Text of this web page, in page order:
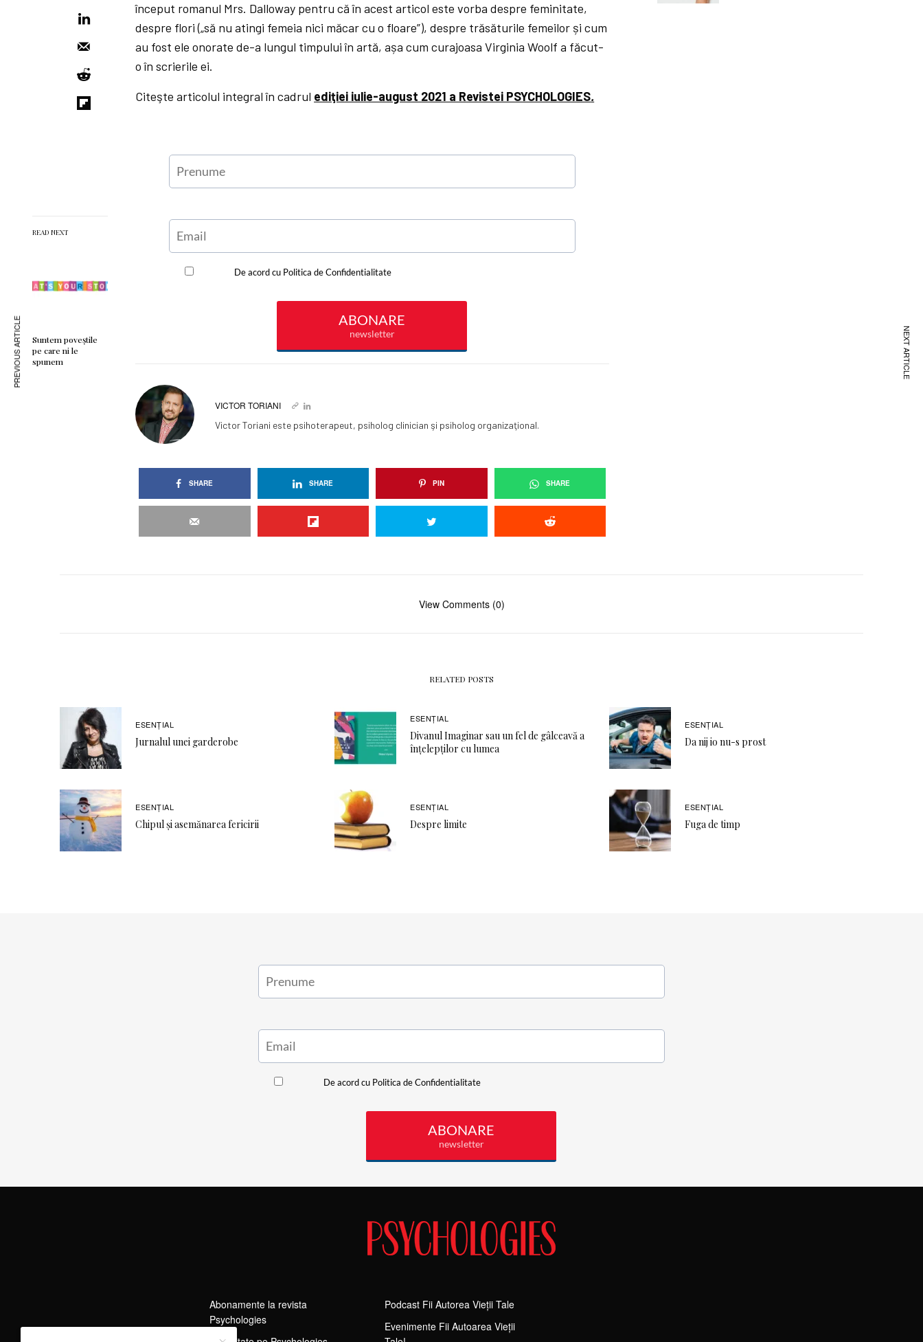
READ NEXT
Suntem poveștile
pe care ni le
spunem
început romanul Mrs. Dalloway pentru că în acest articol este vorba despre feminitate,
despre flori („să nu atingi femeia nici măcar cu o floare”), despre trăsăturile femeilor și cum
au fost ele onorate de-a lungul timpului în artă, așa cum curajoasa Virginia Woolf a făcut-
o în scrierile ei.
Citeşte articolul integral în cadrul ediţiei iulie-august 2021 a Revistei PSYCHOLOGIES.
VICTOR TORIANI
Victor Toriani este psihoterapeut, psiholog clinician şi psiholog organizaţional.
SHARE SHARE PIN SHARE
PREVIOUS ARTICLE NEXT ARTICLE
View Comments (0)
RELATED POSTS
ESENȚIAL
Jurnalul unei garderobe
ESENȚIAL
Divanul Imaginar sau un fel de gâlceavă a
înţelepţilor cu lumea
ESENȚIAL
Da nij io nu-s prost
ESENȚIAL
Chipul și asemănarea fericirii
ESENȚIAL
Despre limite
ESENȚIAL
Fuga de timp
Abonamente la revista
Psychologies
Podcast Fii Autorea Vieții Tale
Evenimente Fii Autoarea Vieții